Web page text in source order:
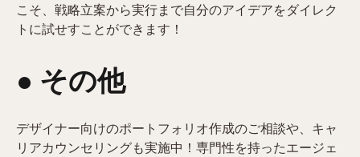
こそ、戦略立案から実行まで自分のアイデアをダイレク
トに試せすことができます！
● その他
デザイナー向けのポートフォリオ作成のご相談や、キャ
リアカウンセリングも実施中！専門性を持ったエージェ